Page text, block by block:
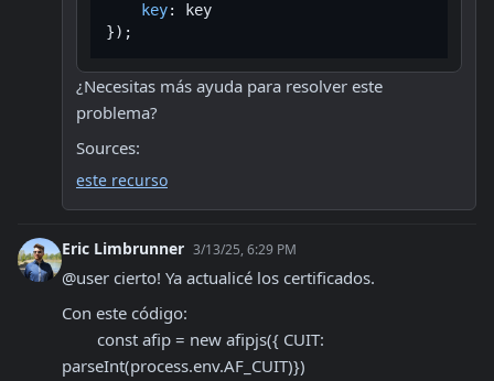
key: key
¿Necesitas más ayuda para resolver este
problema?
Sources:
este recurso
Eric Limbrunner 3/13/25, 6:29 PM
@user cierto! Ya actualicé los certificados.
Con este código:
parseInt(process.env.AF_CUIT)})